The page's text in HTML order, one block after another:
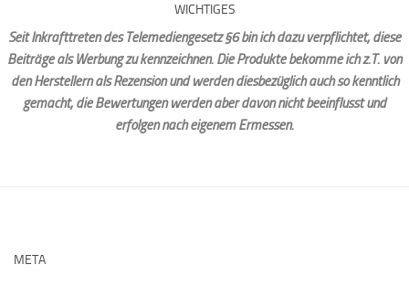
WICHTIGES
Seit Inkrafttreten des Telemediengesetz §6 bin ich dazu verpflichtet, diese
Beiträge als Werbung zu kennzeichnen. Die Produkte bekomme ich z.T. von
den Herstellern als Rezension und werden diesbezüglich auch so kenntlich
gemacht, die Bewertungen werden aber davon nicht beeinflusst und
erfolgen nach eigenem Ermessen.
META